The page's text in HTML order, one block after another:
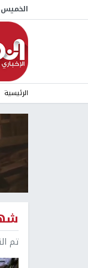
الخميس، 6/‏8/‏2026 12:34:51
الرئيسية
تم